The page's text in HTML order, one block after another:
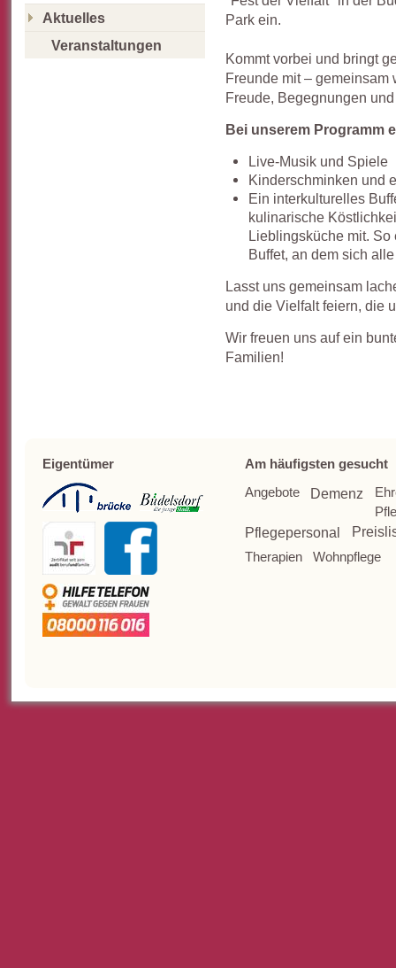
Aktuelles
Veranstaltungen
Park ein.
Kommt vorbei und bringt
Freunde mit –
Freude, Begegnungen
Bei unserem Programm
Live-Musik und Spiele
Kinderschminken und
Ein interkulturelles
kulinarische
Lieblingsküche mit.
Buffet, an dem sich
Lasst uns gemeinsam
und die Vielfalt feiern, die
Wir freuen uns auf ein
Familien!
Eigentümer
Am häufigsten gesucht
Angebote
Demenz
Pflegepersonal
Therapien
Wohnpflege